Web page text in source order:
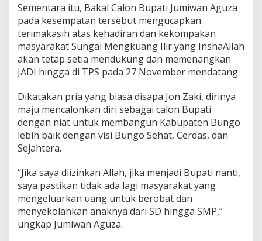
Sementara itu, Bakal Calon Bupati Jumiwan Aguza
pada kesempatan tersebut mengucapkan
terimakasih atas kehadiran dan kekompakan
masyarakat Sungai Mengkuang Ilir yang InshaAllah
akan tetap setia mendukung dan memenangkan
JADI hingga di TPS pada 27 November mendatang.
Dikatakan pria yang biasa disapa Jon Zaki, dirinya
maju mencalonkan diri sebagai calon Bupati
dengan niat untuk membangun Kabupaten Bungo
lebih baik dengan visi Bungo Sehat, Cerdas, dan
Sejahtera.
“Jika saya diizinkan Allah, jika menjadi Bupati nanti,
saya pastikan tidak ada lagi masyarakat yang
mengeluarkan uang untuk berobat dan
menyekolahkan anaknya dari SD hingga SMP,”
ungkap Jumiwan Aguza.